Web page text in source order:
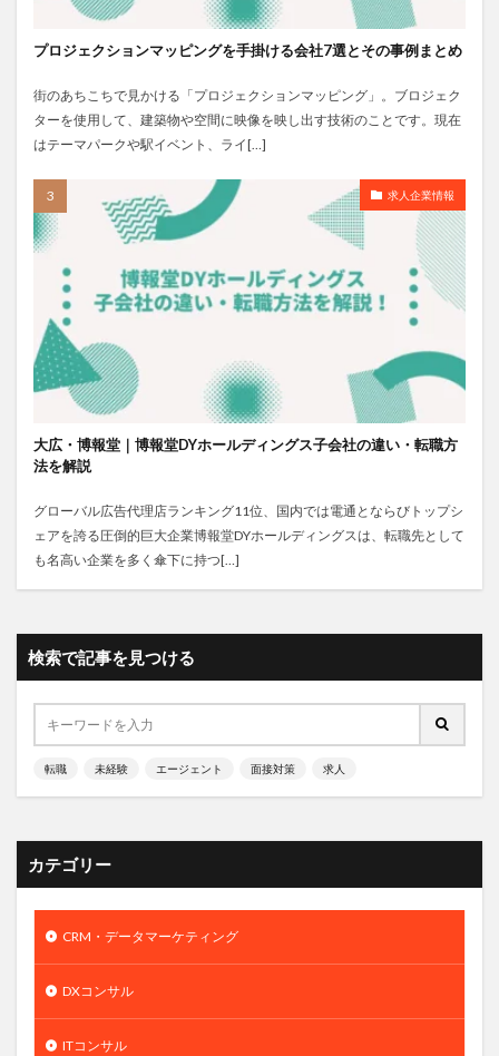
プロジェクションマッピングを手掛ける会社7選とその事例まとめ
街のあちこちで見かける「プロジェクションマッピング」。ブロジェク
ターを使用して、建築物や空間に映像を映し出す技術のことです。現在
はテーマパークや駅イベント、ライ[…]
求人企業情報
大広・博報堂｜博報堂DYホールディングス子会社の違い・転職方
法を解説
グローバル広告代理店ランキング11位、国内では電通とならびトップシ
ェアを誇る圧倒的巨大企業博報堂DYホールディングスは、転職先として
も名高い企業を多く傘下に持つ[…]
検索で記事を見つける
転職 未経験 エージェント 面接対策 求人
カテゴリー
CRM・データマーケティング
DXコンサル
ITコンサル